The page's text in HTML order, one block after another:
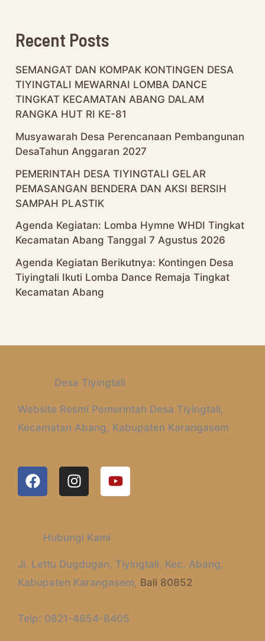
Recent Posts
SEMANGAT DAN KOMPAK KONTINGEN DESA
TIYINGTALI MEWARNAI LOMBA DANCE
TINGKAT KECAMATAN ABANG DALAM
RANGKA HUT RI KE-81
Musyawarah Desa Perencanaan Pembangunan
DesaTahun Anggaran 2027
PEMERINTAH DESA TIYINGTALI GELAR
PEMASANGAN BENDERA DAN AKSI BERSIH
SAMPAH PLASTIK
Agenda Kegiatan: Lomba Hymne WHDI Tingkat
Kecamatan Abang Tanggal 7 Agustus 2026
Agenda Kegiatan Berikutnya: Kontingen Desa
Tiyingtali Ikuti Lomba Dance Remaja Tingkat
Kecamatan Abang
Desa Tiyingtali
Website Resmi Pemerintah Desa Tiyingtali,
Kecamatan Abang, Kabupaten Karangasem
F
A
O
K
I
N
A
G
R
A
M
Y
O
E
Hubungi Kami
Jl. Lettu Dugdugan, Tiyingtali, Kec. Abang,
Kabupaten Karangasem, Bali 80852
Telp: 0821-4654-8405